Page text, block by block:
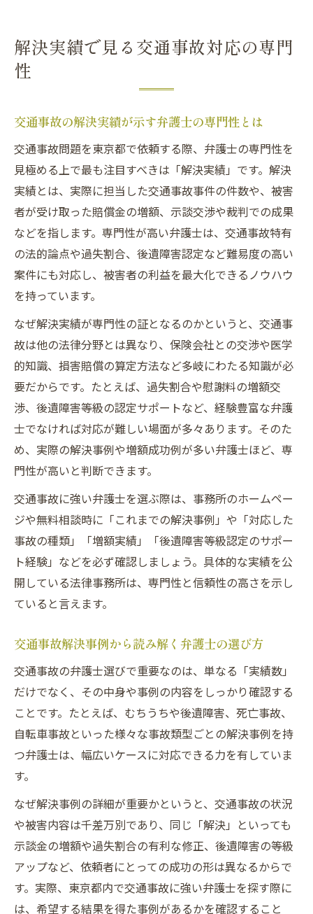
解決実績で見る交通事故対応の専門
性
交通事故の解決実績が示す弁護士の専門性とは
交通事故問題を東京都で依頼する際、弁護士の専門性を
見極める上で最も注目すべきは「解決実績」です。解決
実績とは、実際に担当した交通事故事件の件数や、被害
者が受け取った賠償金の増額、示談交渉や裁判での成果
などを指します。専門性が高い弁護士は、交通事故特有
の法的論点や過失割合、後遺障害認定など難易度の高い
案件にも対応し、被害者の利益を最大化できるノウハウ
を持っています。
なぜ解決実績が専門性の証となるのかというと、交通事
故は他の法律分野とは異なり、保険会社との交渉や医学
的知識、損害賠償の算定方法など多岐にわたる知識が必
要だからです。たとえば、過失割合や慰謝料の増額交
渉、後遺障害等級の認定サポートなど、経験豊富な弁護
士でなければ対応が難しい場面が多々あります。そのた
め、実際の解決事例や増額成功例が多い弁護士ほど、専
門性が高いと判断できます。
交通事故に強い弁護士を選ぶ際は、事務所のホームペー
ジや無料相談時に「これまでの解決事例」や「対応した
事故の種類」「増額実績」「後遺障害等級認定のサポー
ト経験」などを必ず確認しましょう。具体的な実績を公
開している法律事務所は、専門性と信頼性の高さを示し
ていると言えます。
交通事故解決事例から読み解く弁護士の選び方
交通事故の弁護士選びで重要なのは、単なる「実績数」
だけでなく、その中身や事例の内容をしっかり確認する
ことです。たとえば、むちうちや後遺障害、死亡事故、
自転車事故といった様々な事故類型ごとの解決事例を持
つ弁護士は、幅広いケースに対応できる力を有していま
す。
なぜ解決事例の詳細が重要かというと、交通事故の状況
や被害内容は千差万別であり、同じ「解決」といっても
示談金の増額や過失割合の有利な修正、後遺障害の等級
アップなど、依頼者にとっての成功の形は異なるからで
す。実際、東京都内で交通事故に強い弁護士を探す際に
は、希望する結果を得た事例があるかを確認すること